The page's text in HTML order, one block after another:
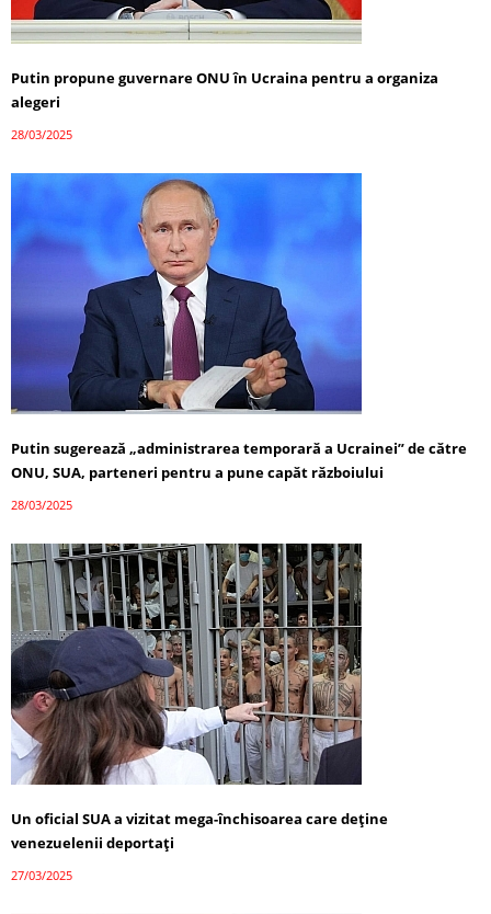
Putin propune guvernare ONU în Ucraina pentru a organiza
alegeri
28/03/2025
Putin sugerează „administrarea temporară a Ucrainei” de către
ONU, SUA, parteneri pentru a pune capăt războiului
28/03/2025
Un oficial SUA a vizitat mega-închisoarea care deține
venezuelenii deportați
27/03/2025